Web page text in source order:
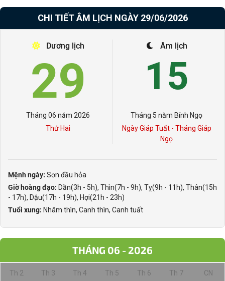
CHI TIẾT ÂM LỊCH NGÀY 29/06/2026
Dương lịch
29
Tháng 06 năm 2026
Thứ Hai
Âm lịch
15
Tháng 5 năm Bính Ngọ
Ngày Giáp Tuất - Tháng Giáp
Ngọ
Mệnh ngày: Sơn đầu hỏa
Giờ hoàng đạo: Dần(3h - 5h), Thìn(7h - 9h), Tỵ(9h - 11h), Thân(15h
- 17h), Dậu(17h - 19h), Hợi(21h - 23h)
Tuổi xung: Nhâm thìn, Canh thìn, Canh tuất
THÁNG 06 - 2026
Th 2 Th 3 Th 4 Th 5 Th 6 Th 7 CN